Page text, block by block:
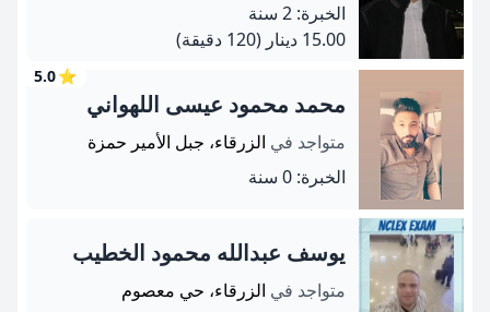
الخبرة: 2 سنة
15.00 دينار
(120 دقيقة)
⭐
5.0
محمد محمود عيسى اللهواني
متواجد في الزرقاء، جبل الأمير حمزة
الخبرة: 0 سنة
يوسف عبدالله محمود الخطيب
متواجد في الزرقاء، حي معصوم